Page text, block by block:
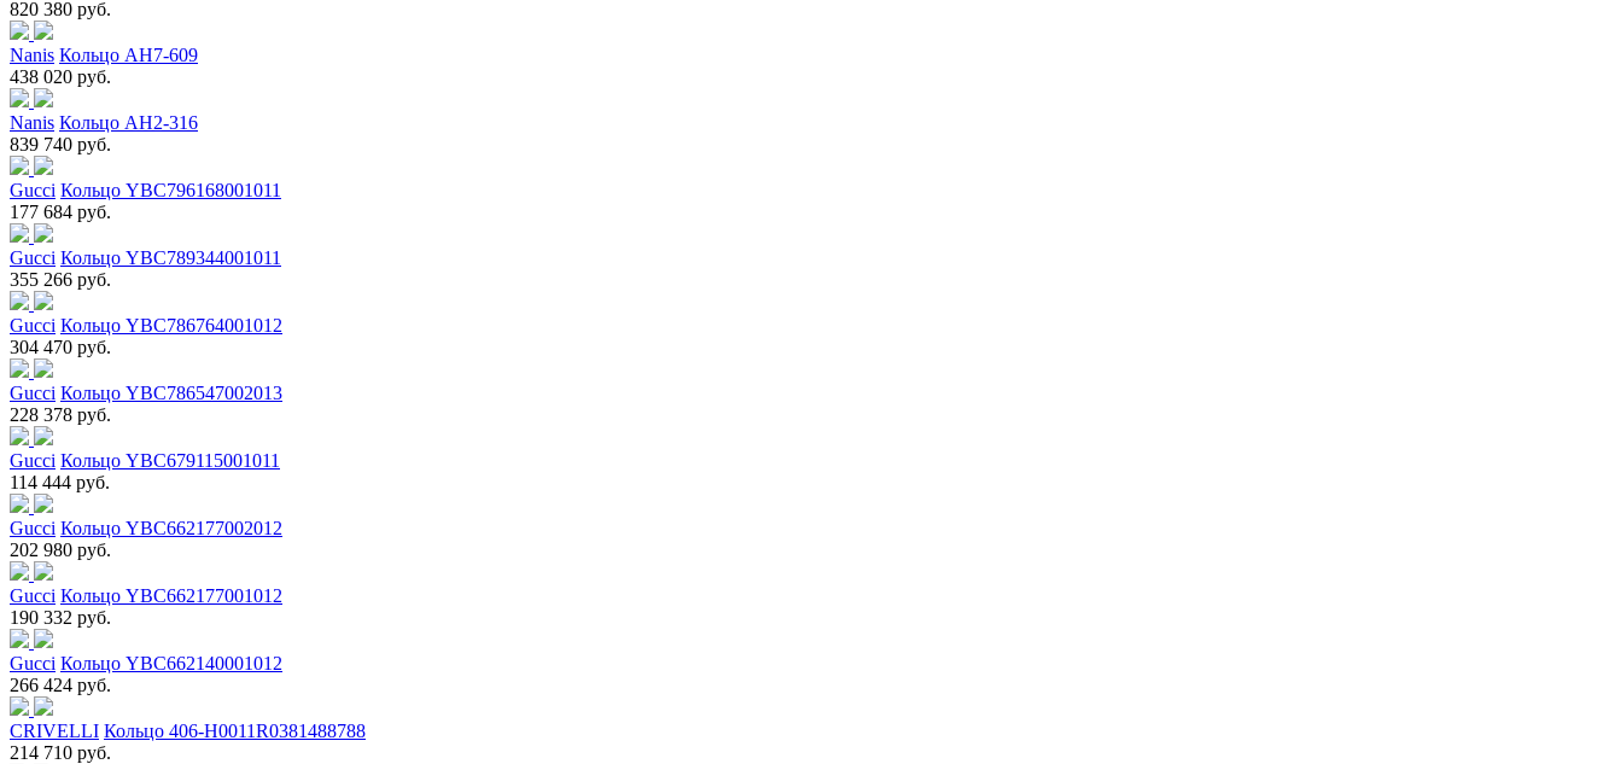
820 380 руб.
Nanis Кольцо AH7-609
438 020 руб.
Nanis Кольцо AH2-316
839 740 руб.
Gucci Кольцо YBC796168001011
177 684 руб.
Gucci Кольцо YBC789344001011
355 266 руб.
Gucci Кольцо YBC786764001012
304 470 руб.
Gucci Кольцо YBC786547002013
228 378 руб.
Gucci Кольцо YBC679115001011
114 444 руб.
Gucci Кольцо YBC662177002012
202 980 руб.
Gucci Кольцо YBC662177001012
190 332 руб.
Gucci Кольцо YBC662140001012
266 424 руб.
CRIVELLI Кольцо 406-H0011R0381488788
214 710 руб.